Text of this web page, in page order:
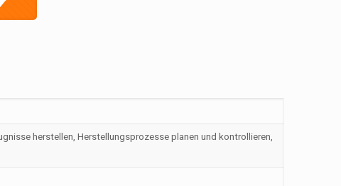
herstellen, Herstellungsprozesse planen und kontrollieren,